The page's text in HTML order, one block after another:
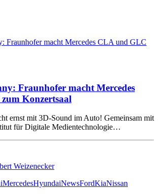
Fraunhofer macht Mercedes
Konzertsaal
ernst mit 3D-Sound im Auto! Gemeinsam mit
für Digitale Medientechnologie…
Weizenecker
MercedesHyundaiNewsFordKiaNissan